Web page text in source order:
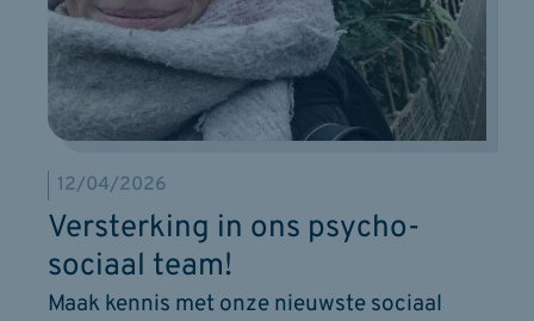
Maak kennis met onze nieuwste sociaal
Versterking in ons psycho-
sociaal team!
12/04/2026